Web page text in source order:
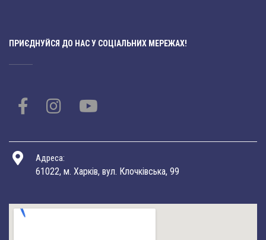
ПРИЄДНУЙСЯ ДО НАС У СОЦІАЛЬНИХ МЕРЕЖАХ!
Адреса:
61022, м. Харків, вул. Клочківська, 99